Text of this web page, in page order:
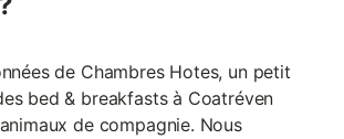
de Chambres Hotes, un petit
bed & breakfasts à Coatréven
de compagnie. Nous